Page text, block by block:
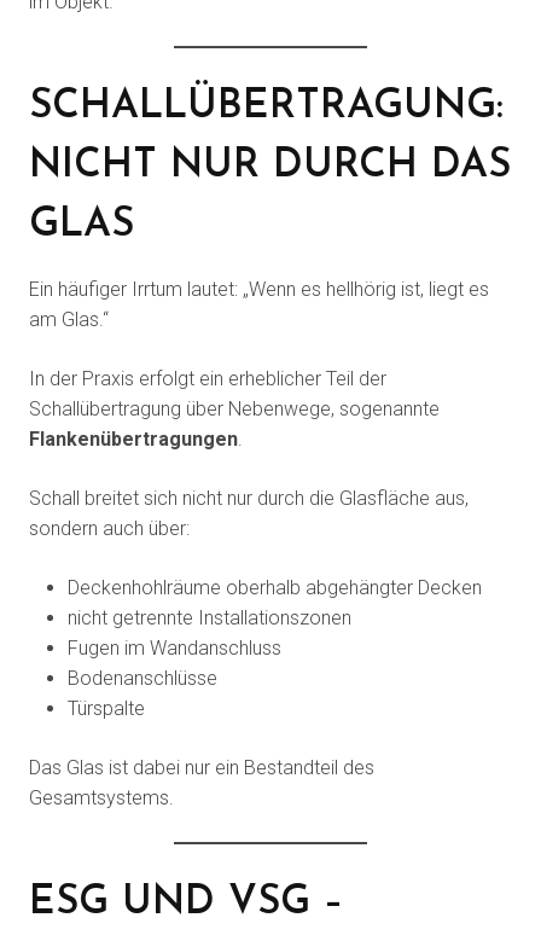
SCHALLÜBERTRAGUNG:
NICHT NUR DURCH DAS
GLAS
Ein häufiger Irrtum lautet: „Wenn es hellhörig ist, liegt es
am Glas.“
In der Praxis erfolgt ein erheblicher Teil der
Schallübertragung über Nebenwege, sogenannte
Flankenübertragungen.
Schall breitet sich nicht nur durch die Glasfläche aus,
sondern auch über:
Deckenhohlräume oberhalb abgehängter Decken
nicht getrennte Installationszonen
Fugen im Wandanschluss
Bodenanschlüsse
Türspalte
Das Glas ist dabei nur ein Bestandteil des
Gesamtsystems.
ESG UND VSG –